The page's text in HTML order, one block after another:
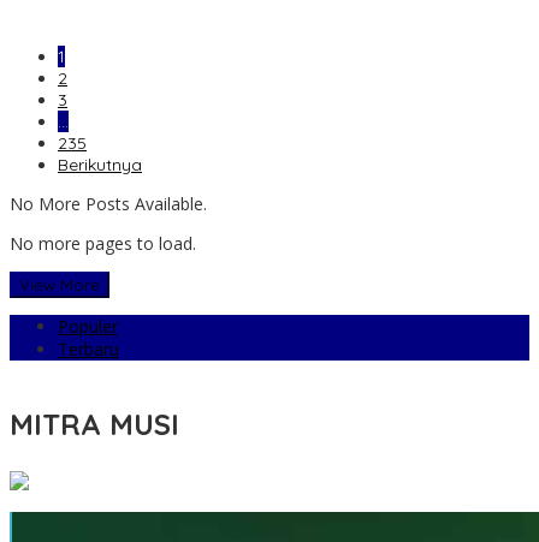
1
2
3
…
235
Berikutnya
No More Posts Available.
No more pages to load.
View More
Populer
Terbaru
MITRA MUSI